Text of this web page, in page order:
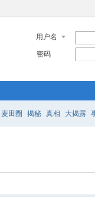
用户名
密码
麦田圈 揭秘 真相 大揭露